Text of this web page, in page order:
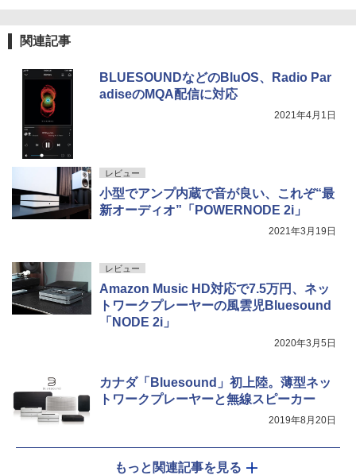
関連記事
BLUESOUNDなどのBluOS、Radio Par
adiseのMQA配信に対応
2021年4月1日
レビュー
小型でアンプ内蔵で音が良い、これぞ“最
新オーディオ”「POWERNODE 2i」
2021年3月19日
レビュー
Amazon Music HD対応で7.5万円、ネッ
トワークプレーヤーの風雲児Bluesound
「NODE 2i」
2020年3月5日
カナダ「Bluesound」初上陸。薄型ネッ
トワークプレーヤーと無線スピーカー
2019年8月20日
もっと関連記事を見る